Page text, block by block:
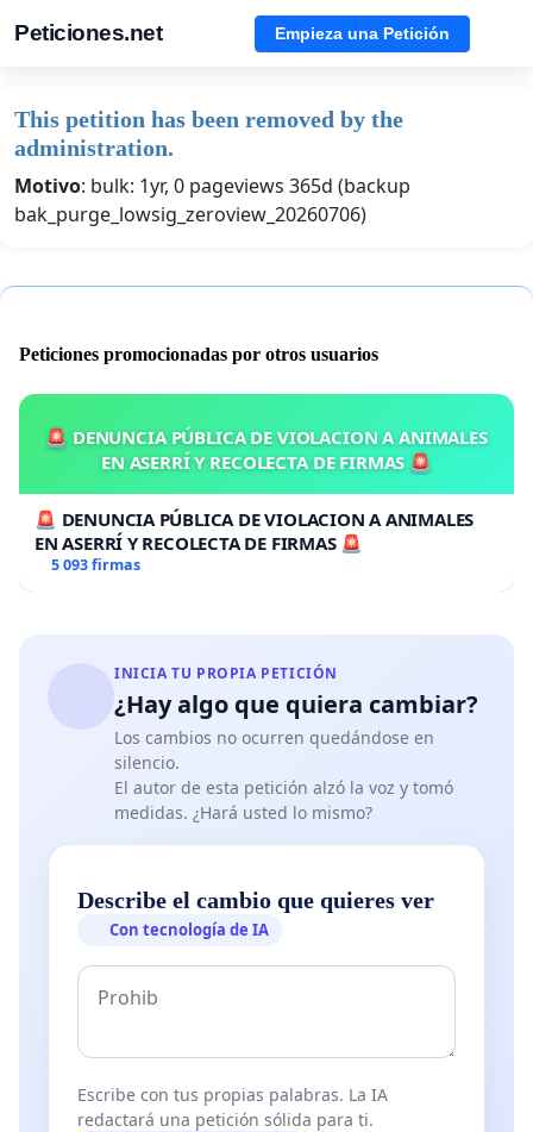
Peticiones.net Empieza una Petición
This petition has been removed by the
administration.
Motivo: bulk: 1yr, 0 pageviews 365d (backup
bak_purge_lowsig_zeroview_20260706)
Peticiones promocionadas por otros usuarios
🚨 DENUNCIA PÚBLICA DE VIOLACION A ANIMALES
EN ASERRÍ Y RECOLECTA DE FIRMAS 🚨
🚨 DENUNCIA PÚBLICA DE VIOLACION A ANIMALES
EN ASERRÍ Y RECOLECTA DE FIRMAS 🚨
5 093 firmas
INICIA TU PROPIA PETICIÓN
¿Hay algo que quiera cambiar?
Los cambios no ocurren quedándose en
silencio.
El autor de esta petición alzó la voz y tomó
medidas. ¿Hará usted lo mismo?
Describe el cambio que quieres ver
Con tecnología de IA
Escribe con tus propias palabras. La IA
redactará una petición sólida para ti.